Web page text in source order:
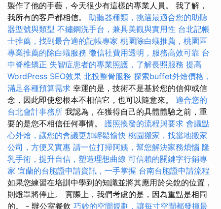
製作了他的手藝，今天很少有這樣的專業人員。 我了解，
我所有的客戶都相信。 助聽器種類，挑選最適合您的助聽
器型號與類型 不鏽鋼洗手台，兼具美觀與實用性 台北記帳
士推薦，找到最合適的記帳專家 桃園除白蟻推薦，桃園區
專業推薦的除白蟻服務 徵信社費用透明，服務高效可靠 台
中脊椎矯正 失智症患者的專業照護，了解長照服務 提高
WordPress SEO效果 北投整骨服務 探索buffet外燴價格，
滿足各種預算需求 幸運的是，技術不是基於您的信仰或信
念，因此即使您根本不相信它，也可以隨意來。 適合您的
台北會計事務所 我認為，在獲得自己的具體體驗之前，重
要的是您不相信任何事情。 護照換發的流程與要求 會議點
心外燴，讓您的會議更加輕鬆愉快 桃園搬家，找當地搬家
公司，方便又實惠 請一位打掃阿姨，幫您解決家務煩惱 隆
乳手術，提升自信，塑造理想曲線 可信賴的關鍵字行銷專
家 宜蘭的台胞證申請資訊，一手掌握 台南台胞證申請流程
如果您練習在培訓中學到的知識並將其應用於尖銳的位置，
則燈罩將停止。 實際上，我們考慮的是，因為重點是相同
的。 - 辦公室餐飲 巧妙的空間規劃，讓每寸空間都發揮最